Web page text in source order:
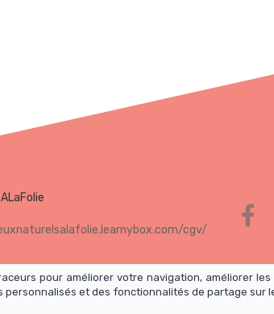
cgv/
pour améliorer votre navigation, améliorer
personnalisés et des fonctionnalités de partage sur